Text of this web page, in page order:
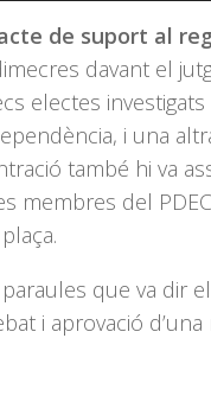
de suport al
davant el
electes
i una
també hi va
membres del
que va dir
i aprovació